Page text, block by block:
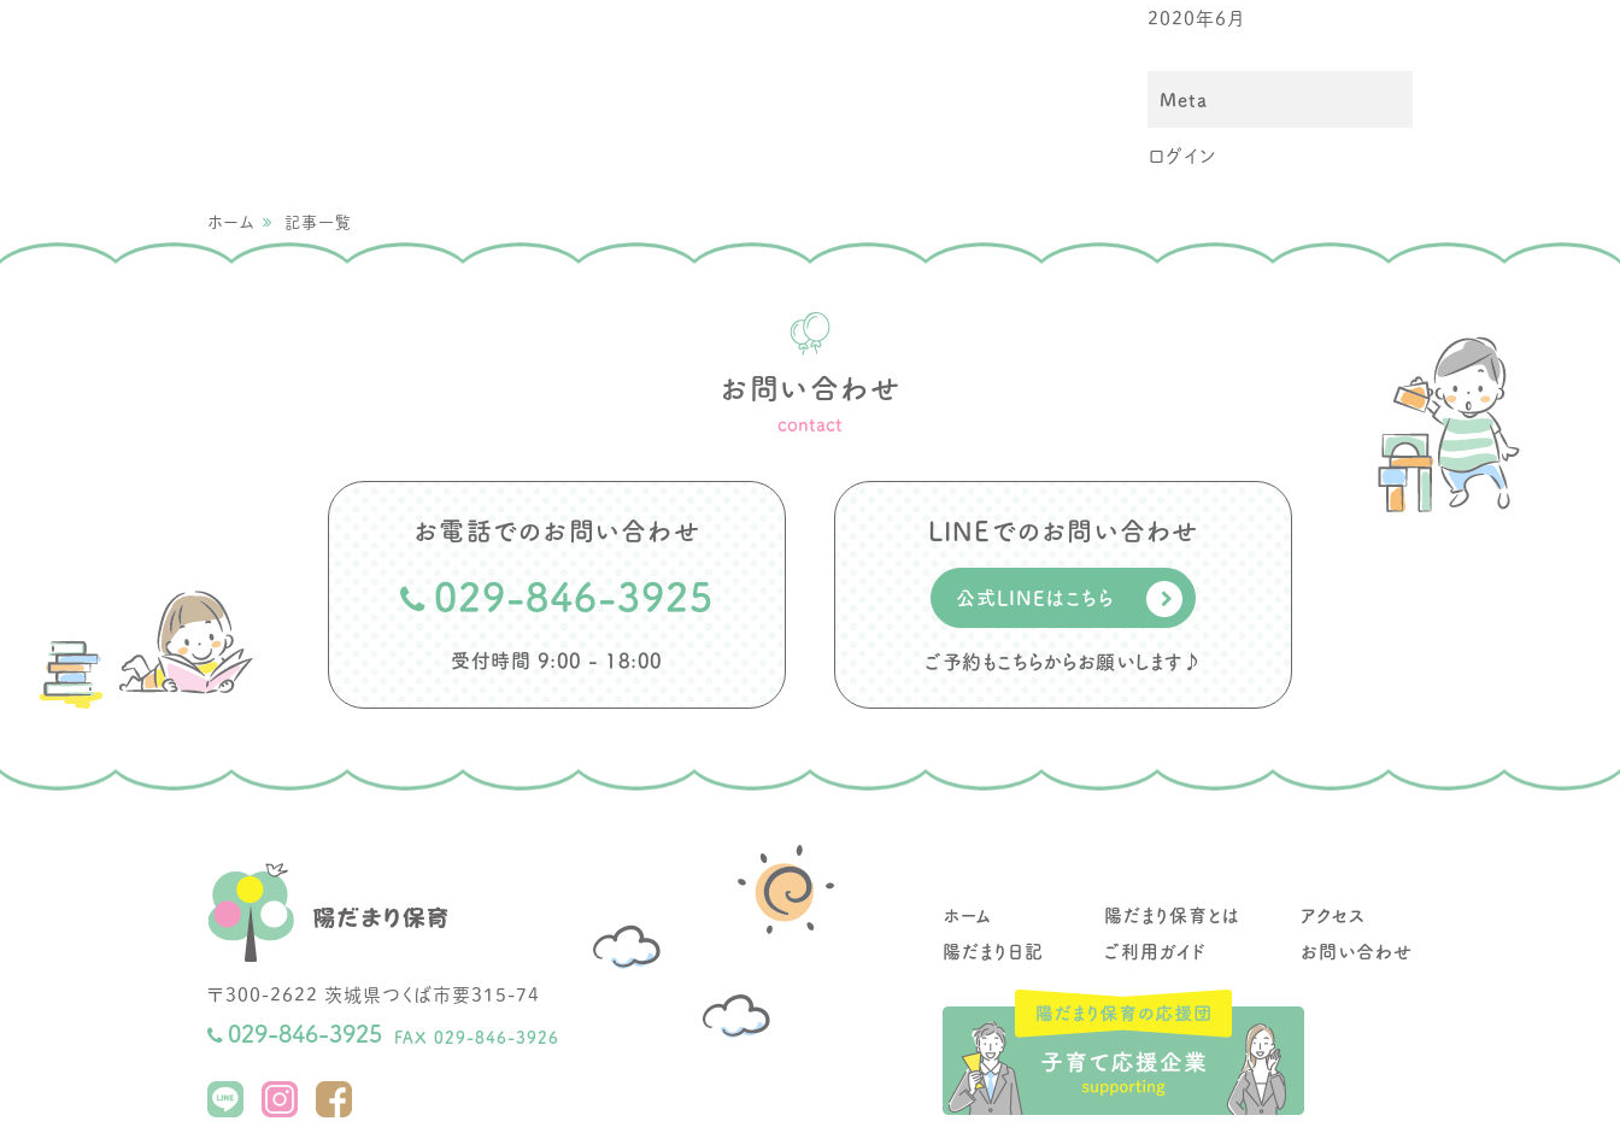
2020年6月
Meta
ログイン
ホーム 記事一覧
お問い合わせ
contact
お電話でのお問い合わせ
029-846-3925
受付時間 9:00 - 18:00
LINEでのお問い合わせ
公式LINEはこちら
ご予約もこちらからお願いします♪
〒 300-2622 茨城県 つくば市 要315-74
029-846-3925 FAX 029-846-3926
ホーム
陽だまり日記
陽だまり保育とは
ご利用ガイド
アクセス
お問い合わせ